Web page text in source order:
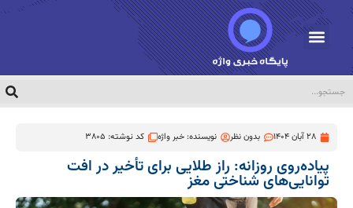
28 آبان 1404 بدون نظر نویسنده:خبر واژه کد نوشته: 3805
پیاده‌روی روزانه: راز طلایی برای تأخیر در افت
توانایی‌های شناختی مغز